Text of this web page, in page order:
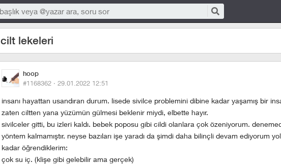
cilt lekeleri
hoop
#1168362 · 29.01.2022 12:51
insanı hayattan usandıran durum. lisede sivilce problemini dibine kadar yaşamış bir
zaten ciltten yana yüzümün gülmesi beklenir miydi, elbette hayır.
sivilceler gitti, bu izleri kaldı. bebek poposu gibi cildi olanlara çok özeniyorum.
yöntem kalmamıştır. neyse bazıları işe yaradı da şimdi daha bilinçli devam ediyorum
kadar öğrendiklerim:
çok su iç. (klişe gibi gelebilir ama gerçek)